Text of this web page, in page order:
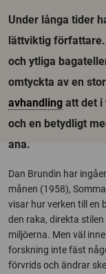
Under långa tider
lättviktig
och ytliga
omtyckta av en
avhandling att det i
och en betydligt
ana.
Dan Brundin har
månen (1958),
visar hur verken till en
den raka, direkta
miljöerna. Men väl
forskning inte fäst
förvrids och ändrar